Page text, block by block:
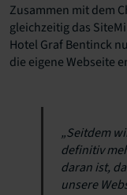
Zusammen mit dem
gleichzeitig das
Hotel Graf Bentinck
die eigene Webseite
„Seitdem
definitiv
daran ist,
unsere